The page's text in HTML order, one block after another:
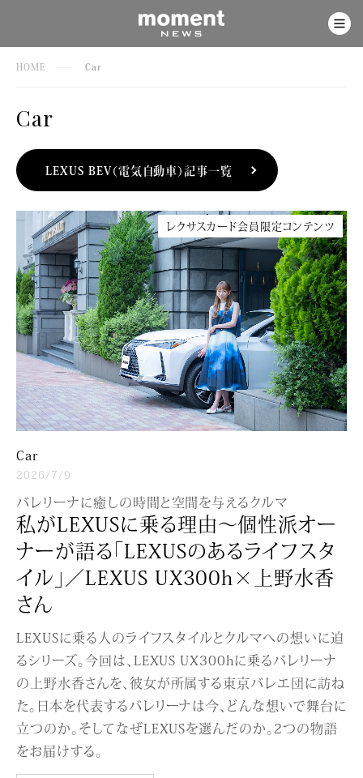
HOME Car
Car
LEXUS BEV（電気自動車）記事一覧
レクサスカード会員限定コンテンツ
Car
2026/7/9
バレリーナに癒しの時間と空間を与えるクルマ
私がLEXUSに乗る理由〜個性派オー
ナーが語る「LEXUSのあるライフスタ
イル」／LEXUS UX300h×上野水香
さん
LEXUSに乗る人のライフスタイルとクルマへの想いに迫
るシリーズ。今回は、LEXUS UX300hに乗るバレリーナ
の上野水香さんを、彼女が所属する東京バレエ団に訪ね
た。日本を代表するバレリーナは今、どんな想いで舞台に
立つのか。そしてなぜLEXUSを選んだのか。2つの物語
をお届けする。